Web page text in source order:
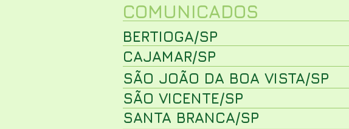
COMUNICADOS
BERTIOGA/SP
CAJAMAR/SP
SÃO JOÃO DA BOA VISTA/SP
SÃO VICENTE/SP
SANTA BRANCA/SP